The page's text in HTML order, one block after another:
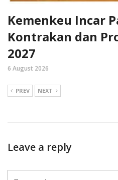
Kemenkeu Incar
Kontrakan dan
2027
6 August 2026
PREV NEXT
Leave a reply